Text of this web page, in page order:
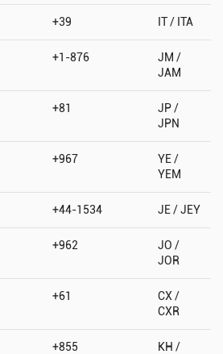
+39 IT / ITA
+1-876
JM /
JAM
+81
JP /
JPN
+967
YE /
YEM
+44-1534 JE / JEY
+962
JO /
JOR
+61
CX /
CXR
+855
KH /